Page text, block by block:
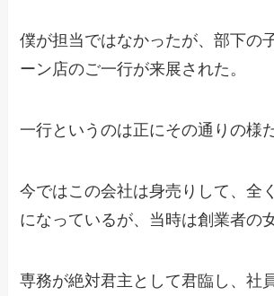
僕が担当ではなかったが、部下の
ーン店のご一行が来展された。
一行というのは正にその通りの様
今ではこの会社は身売りして、全
になっているが、当時は創業者の
専務が絶対君主として君臨し、社